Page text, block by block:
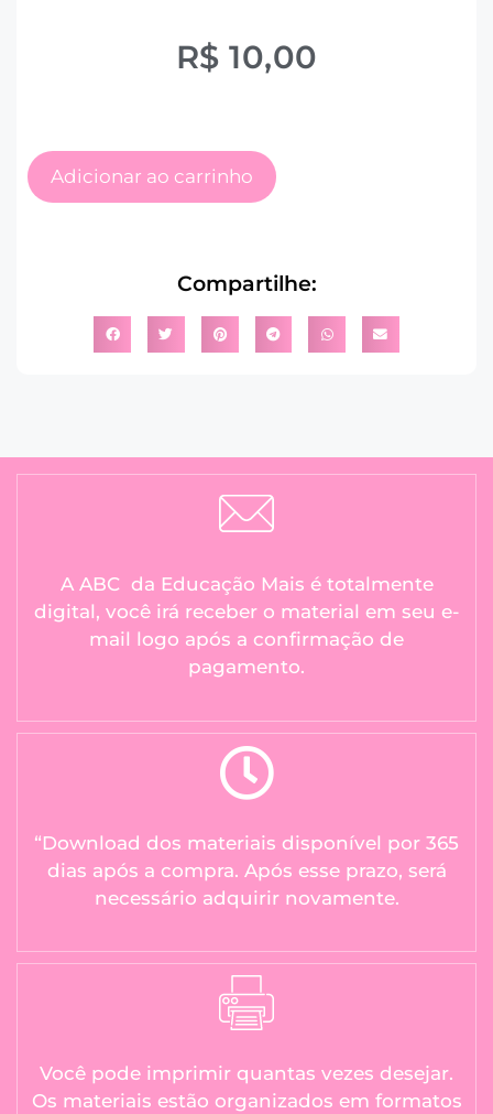
R$ 10,00
Adicionar ao carrinho
Compartilhe:
A ABC da Educação Mais é totalmente
digital, você irá receber o material em seu e-
mail logo após a confirmação de
pagamento.
“Download dos materiais disponível por 365
dias após a compra. Após esse prazo, será
necessário adquirir novamente.
Você pode imprimir quantas vezes desejar.
Os materiais estão organizados em formatos